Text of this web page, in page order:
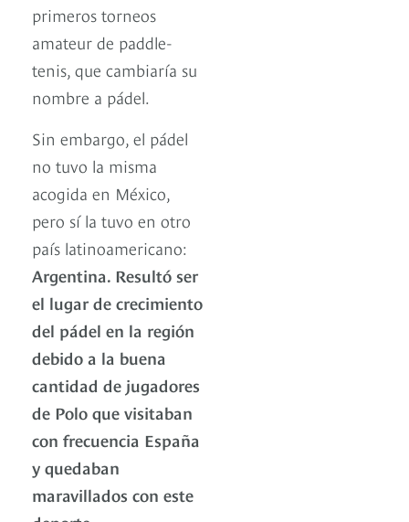
primeros torneos
amateur de paddle-
tenis, que cambiaría su
nombre a pádel.
Sin embargo, el pádel
no tuvo la misma
acogida en México,
pero sí la tuvo en otro
país latinoamericano:
Argentina. Resultó ser
el lugar de crecimiento
del pádel en la región
debido a la buena
cantidad de jugadores
de Polo que visitaban
con frecuencia España
y quedaban
maravillados con este